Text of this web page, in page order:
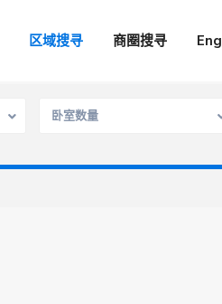
区域搜寻 商圈搜寻
卧室数量